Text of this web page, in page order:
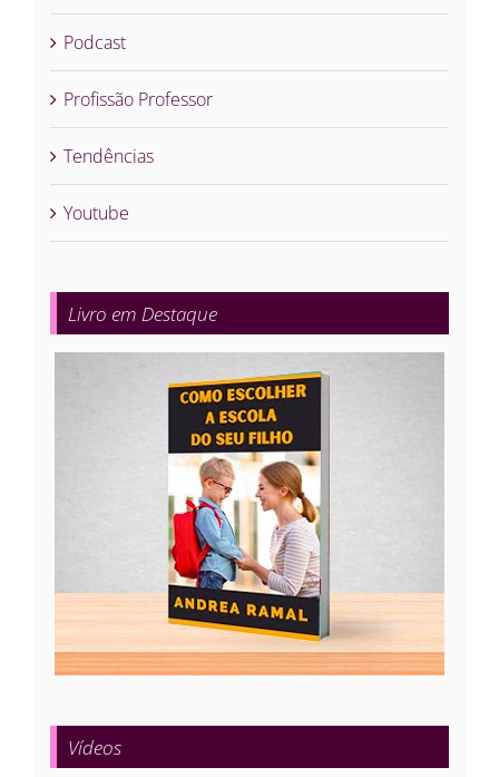
Podcast
Profissão Professor
Tendências
Youtube
Livro em Destaque
Vídeos